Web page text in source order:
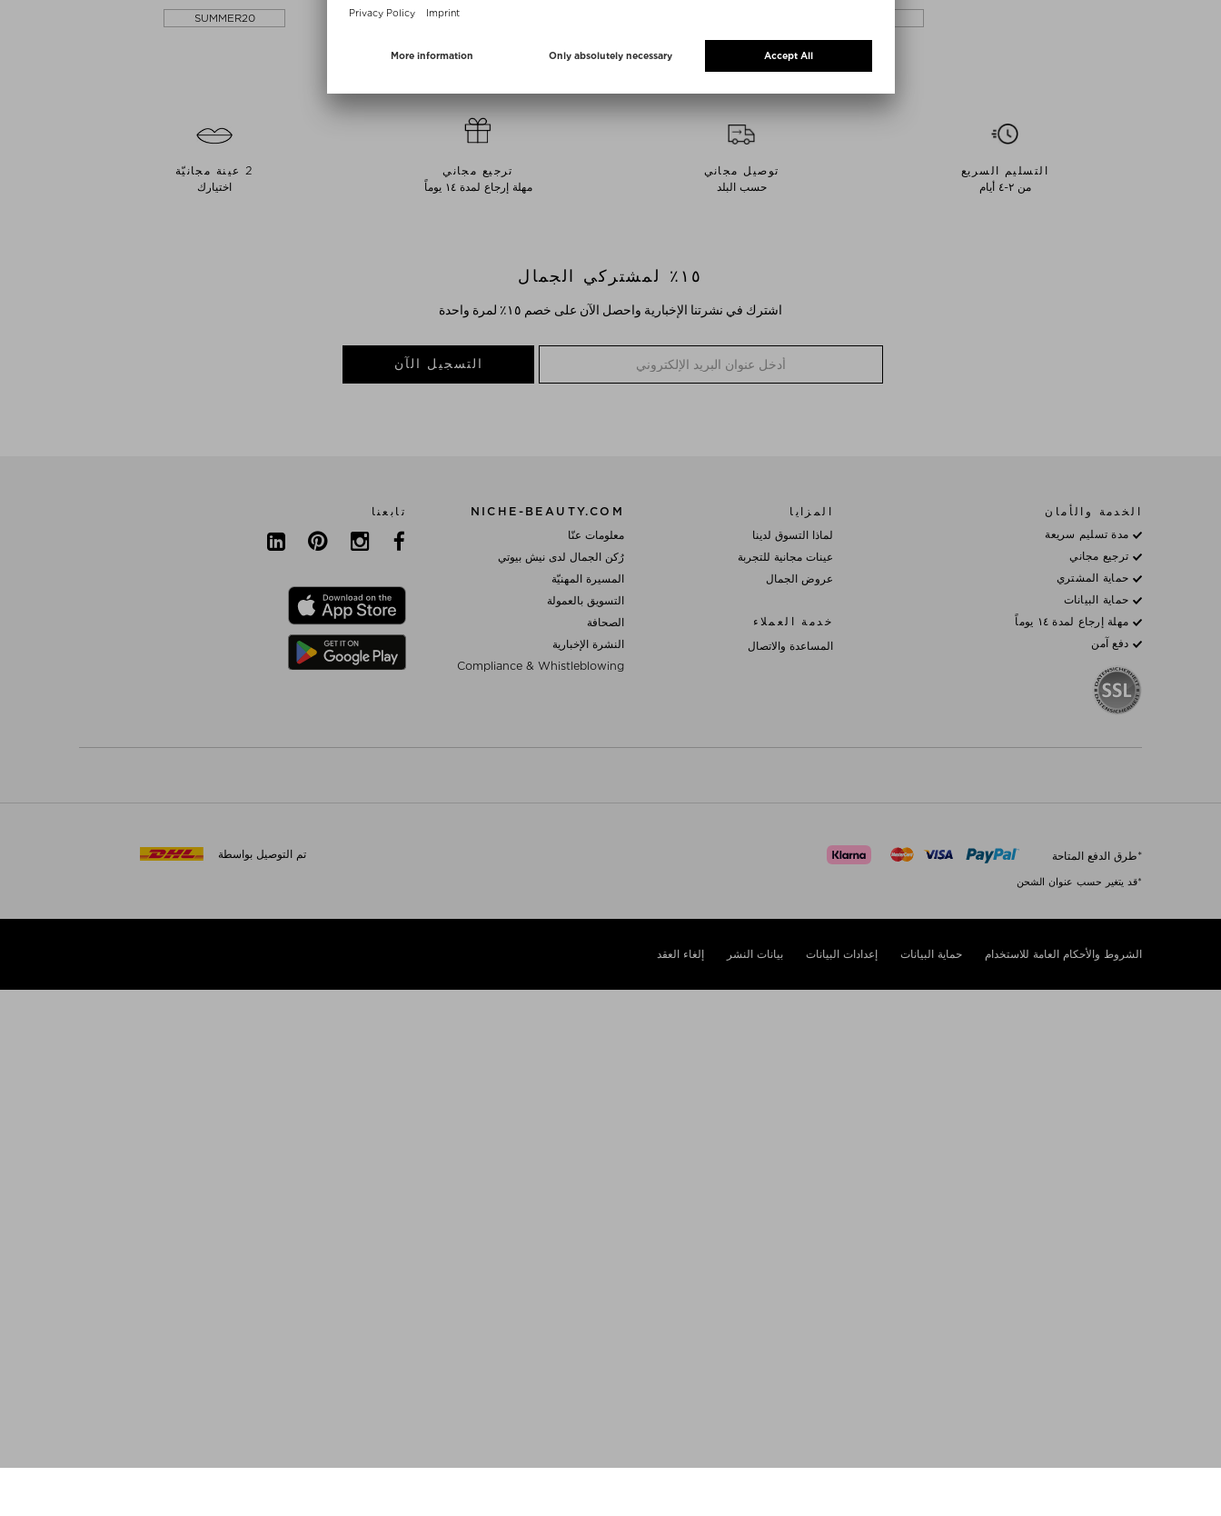
SUMMER20
SUMMER20
التسليم السريع
من ٢-٤ أيام
توصيل مجاني
حسب البلد
ترجيع مجاني
مهلة إرجاع لمدة ١٤ يوماً
2 عينة مجانيّة
اختيارك
١٥٪؜ لمشتركي الجمال
اشترك في نشرتنا الإخبارية واحصل الآن على خصم ١٥٪؜ لمرة واحدة
التسجيل الآن
الخدمة والأمان
مدة تسليم سريعة
ترجيع مجاني
حماية المشتري
حماية البيانات
مهلة إرجاع لمدة ١٤ يوماً
دفع آمن
المزايا
لماذا التسوق لدينا
عينات مجانية للتجربة
عروض الجمال
خدمة العملاء
المساعدة والاتصال
NICHE-BEAUTY.COM
معلومات عنّا
رُكن الجمال لدى نيش بيوتي
المسيرة المهنيّة
التسويق بالعمولة
الصحافة
النشرة الإخبارية
Compliance & Whistleblowing
تابعنا
*طرق الدفع المتاحة
*قد يتغير حسب عنوان الشحن
تم التوصيل بواسطة
الشروط والأحكام العامة للاستخدام حماية البيانات إعدادات البيانات بيانات النشر إلغاء العقد